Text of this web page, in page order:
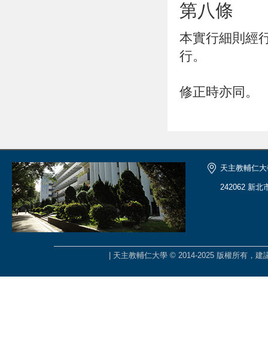
第八條
本實行細則經
行。
修正時亦同。
天主教輔仁
242062 新北
| 天主教輔仁大學 © 2014-2025 版權所有，